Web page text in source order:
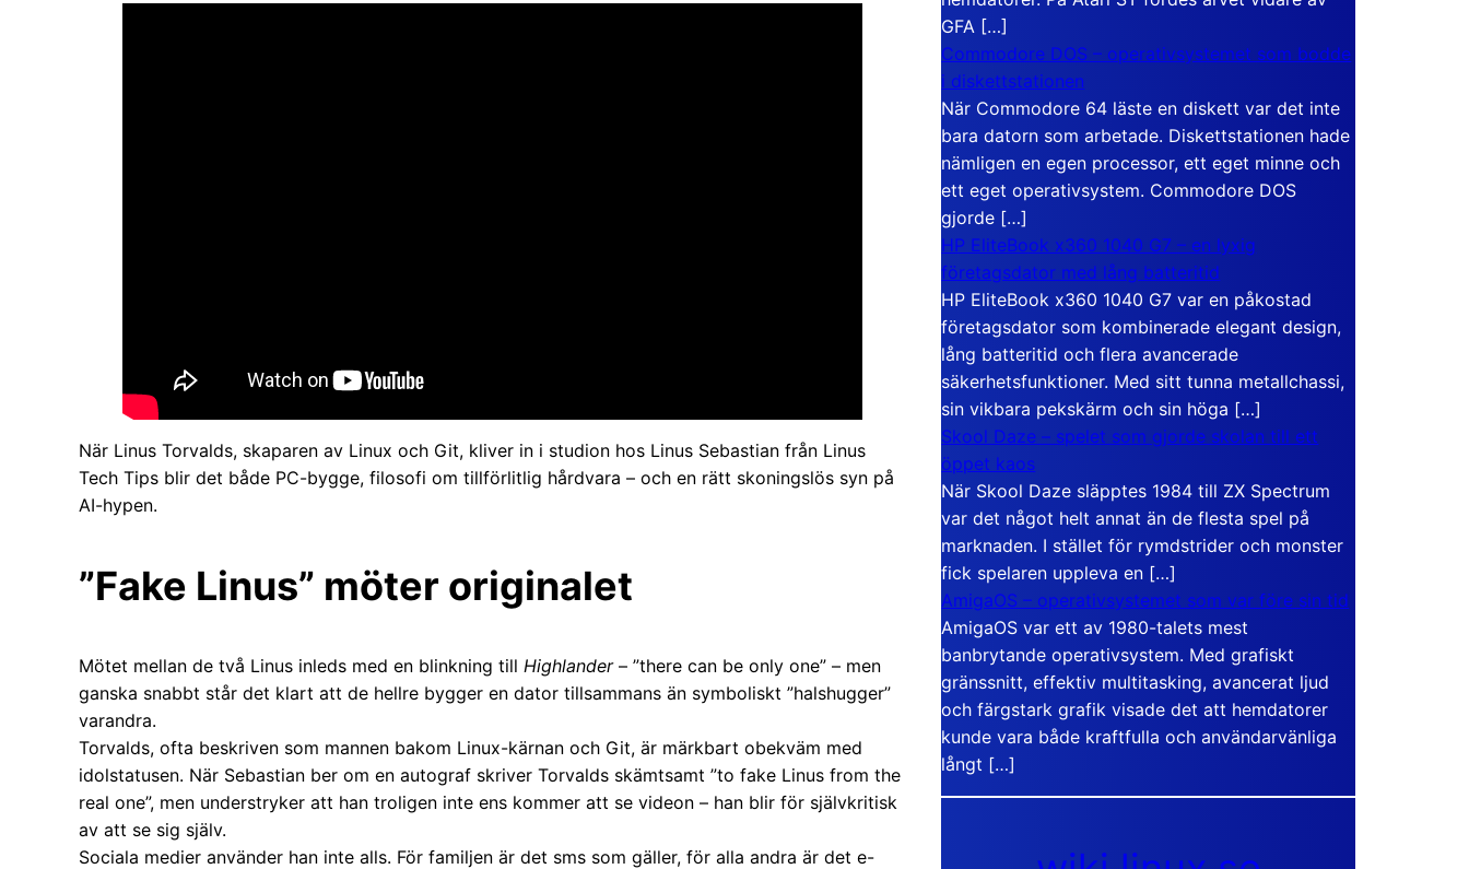
När Linus Torvalds, skaparen av Linux och Git, kliver in i studion hos Linus Sebastian från Linus
Tech Tips blir det både PC-bygge, filosofi om tillförlitlig hårdvara – och en rätt skoningslös syn på
AI-hypen.
”Fake Linus” möter originalet
Mötet mellan de två Linus inleds med en blinkning till Highlander– ”there can be only one” – men
ganska snabbt står det klart att de hellre bygger en dator tillsammans än symboliskt ”halshugger”
varandra.
Torvalds, ofta beskriven som mannen bakom Linux-kärnan och Git, är märkbart obekväm med
idolstatusen. När Sebastian ber om en autograf skriver Torvalds skämtsamt ”to fake Linus from the
real one”, men understryker att han troligen inte ens kommer att se videon – han blir för självkritisk
av att se sig själv.
Sociala medier använder han inte alls. För familjen är det sms som gäller, för alla andra är det e-
GFA […]
Commodore DOS – operativsystemet som bodde
i diskettstationen
När Commodore 64 läste en diskett var det inte
bara datorn som arbetade. Diskettstationen hade
nämligen en egen processor, ett eget minne och
ett eget operativsystem. Commodore DOS
gjorde […]
HP EliteBook x360 1040 G7 – en lyxig
företagsdator med lång batteritid
HP EliteBook x360 1040 G7 var en påkostad
företagsdator som kombinerade elegant design,
lång batteritid och flera avancerade
säkerhetsfunktioner. Med sitt tunna metallchassi,
sin vikbara pekskärm och sin höga […]
Skool Daze – spelet som gjorde skolan till ett
öppet kaos
När Skool Daze släpptes 1984 till ZX Spectrum
var det något helt annat än de flesta spel på
marknaden. I stället för rymdstrider och monster
fick spelaren uppleva en […]
AmigaOS – operativsystemet som var före sin tid
AmigaOS var ett av 1980-talets mest
banbrytande operativsystem. Med grafiskt
gränssnitt, effektiv multitasking, avancerat ljud
och färgstark grafik visade det att hemdatorer
kunde vara både kraftfulla och användarvänliga
långt […]